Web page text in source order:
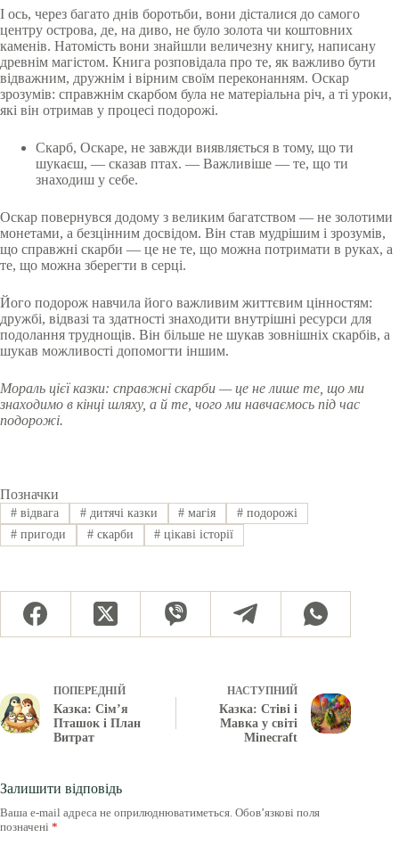
І ось, через багато днів боротьби, вони дісталися до самого
центру острова, де, на диво, не було золота чи коштовних
каменів. Натомість вони знайшли величезну книгу, написану
древнім магістом. Книга розповідала про те, як важливо бути
відважним, дружнім і вірним своїм переконанням. Оскар
зрозумів: справжнім скарбом була не матеріальна річ, а ті уроки,
які він отримав у процесі подорожі.
Скарб, Оскаре, не завжди виявляється в тому, що ти
шукаєш, — сказав птах. — Важливіше — те, що ти
знаходиш у себе.
Оскар повернувся додому з великим багатством — не золотими
монетами, а безцінним досвідом. Він став мудрішим і зрозумів,
що справжні скарби — це не те, що можна потримати в руках, а
те, що можна зберегти в серці.
Його подорож навчила його важливим життєвим цінностям:
дружбі, відвазі та здатності знаходити внутрішні ресурси для
подолання труднощів. Він більше не шукав зовнішніх скарбів, а
шукав можливості допомогти іншим.
Мораль цієї казки: справжні скарби — це не лише те, що ми
знаходимо в кінці шляху, а й те, чого ми навчаємось під час
подорожі.
Позначки
#відвага #дитячі казки # магія # подорожі
#пригоди #скарби # цікаві історії
ПОПЕРЕДНІЙ
Казка: Сім’я
Пташок і План
Витрат
НАСТУПНИЙ
Казка: Стіві і
Мавка у світі
Minecraft
Залишити відповідь
Ваша e-mail адреса не оприлюднюватиметься. Обов’язкові поля
позначені *